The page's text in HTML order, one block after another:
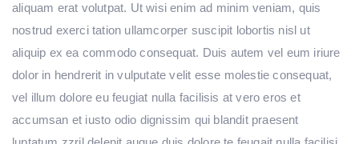
aliquam erat volutpat. Ut wisi enim ad minim veniam, quis
nostrud exerci tation ullamcorper suscipit lobortis nisl ut
aliquip ex ea commodo consequat. Duis autem vel eum iriure
dolor in hendrerit in vulputate velit esse molestie consequat,
vel illum dolore eu feugiat nulla facilisis at vero eros et
accumsan et iusto odio dignissim qui blandit praesent